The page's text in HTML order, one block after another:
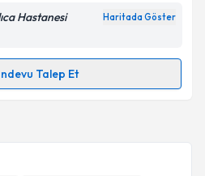
işlenmesine ilişkin
ve kişisel verilerimin belirtilen
kabul ediyorum.
Talebini Gönder
Hastanesi Haritada Göster
Talep Et
Talebi
e-posta ile bilgilendireceğiz.